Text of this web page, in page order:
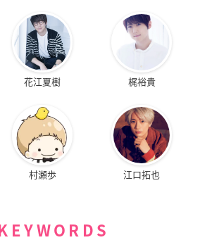
花江夏樹 梶裕貴
村瀬歩 江口拓也
KEYWORDS